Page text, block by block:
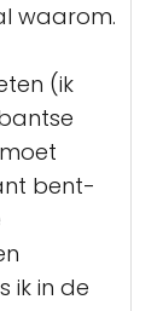
waarom.
(ik
bent-
ik in de